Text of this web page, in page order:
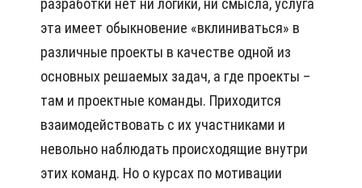
разработки нет ни логики, ни смысла, услуга
эта имеет обыкновение «вклиниваться» в
различные проекты в качестве одной из
основных решаемых задач, а где проекты –
там и проектные команды. Приходится
взаимодействовать с их участниками и
невольно наблюдать происходящие внутри
этих команд. Но о курсах по мотивации